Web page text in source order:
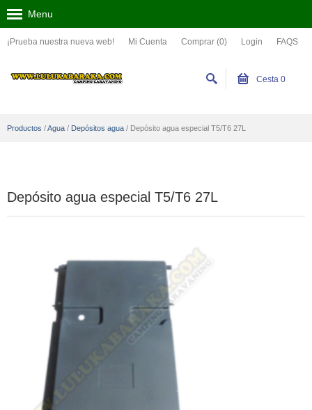
¡Prueba nuestra nueva web! Mi Cuenta Comprar (0) Login FAQS
Menu
Cesta 0
Productos /Agua / Depósitos agua / Depósito agua especial T5/T6 27L
Depósito agua especial T5/T6 27L